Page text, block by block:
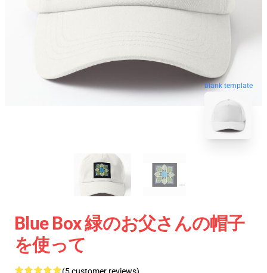
blank template
Blue Box 緑のお父さんの帽子
を使って